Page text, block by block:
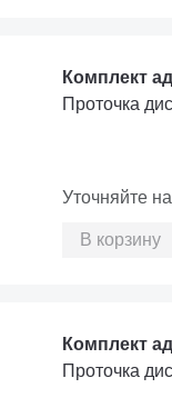
Комплект
Проточка
Уточняйте
В корзину
Комплект
Проточка